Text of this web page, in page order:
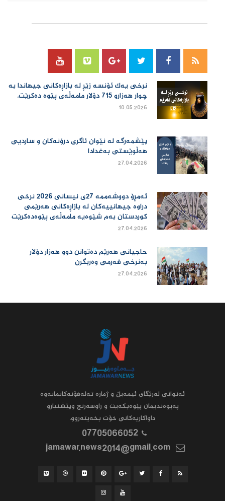
نرخی یەك ئۆنسە زێڕ لە بازاڕەكانی جیهاندا بە
چوار هەزارو 715 دۆلار مامەڵەی پێوە دەكرێت.
10.05.2026
پێشمەرگە لە نێوان ئاگری درۆنەکان و ساردیی
هەڵوێستی بەغدادا
27.04.2026
ئەمڕۆ دووشەممە 27ی نیسانی 2026 نرخی
دراوە جیهانییەكان لە بازاڕەكانی هەرێمی
كوردستان بەم شێوەیە مامەڵەی پێوەدەكرێت
27.04.2026
حاجیانی هەرێم دەتوانن دوو هەزار دۆلار
بەنرخی فەرمی وەربگرن
27.04.2026
ئه‌توانى له‌رێگاى ئیمه‌یڵ و ژماره‌ ته‌له‌فۆنه‌کانمانه‌وه‌
په‌یوه‌ندیمان پێوه‌بکه‌یت و راوسه‌رنج وپێشنیارو
داواکاریه‌کانى خۆت بخه‌یته‌روو.
07705066052
jamawar.news2014@gmail.com